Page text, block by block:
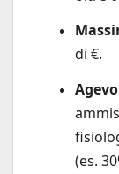
di €.
(es.